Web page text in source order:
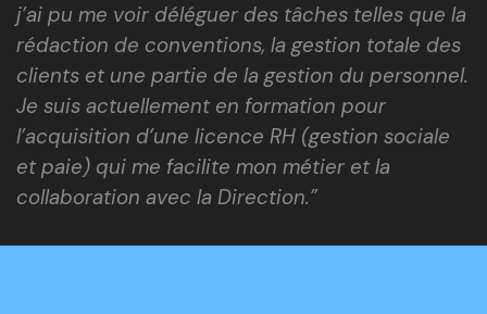
j’ai pu me voir déléguer des tâches telles que la
rédaction de conventions, la gestion totale des
clients et une partie de la gestion du personnel.
Je suis actuellement en formation pour
l’acquisition d’une licence RH (gestion sociale
et paie) qui me facilite mon métier et la
collaboration avec la Direction.”